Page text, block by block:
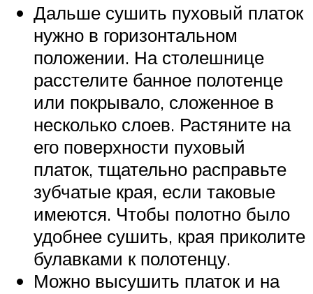
Дальше сушить пуховый платок
нужно в горизонтальном
положении. На столешнице
расстелите банное полотенце
или покрывало, сложенное в
несколько слоев. Растяните на
его поверхности пуховый
платок, тщательно расправьте
зубчатые края, если таковые
имеются. Чтобы полотно было
удобнее сушить, края приколите
булавками к полотенцу.
Можно высушить платок и на